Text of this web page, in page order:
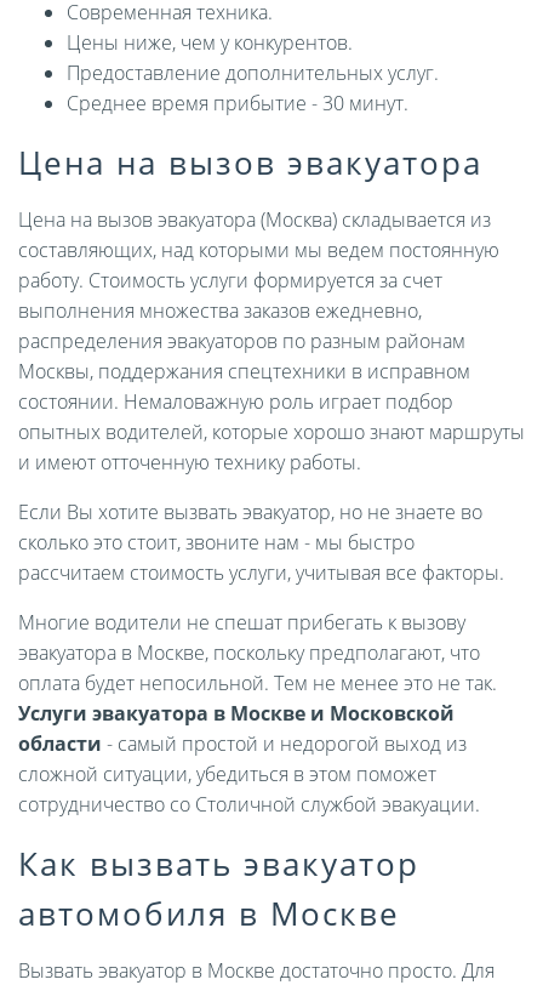
Современная техника.
Цены ниже, чем у конкурентов.
Предоставление дополнительных услуг.
Среднее время прибытие - 30 минут.
Цена на вызов эвакуатора
Цена на вызов эвакуатора (Москва) складывается из
составляющих, над которыми мы ведем постоянную
работу. Стоимость услуги формируется за счет
выполнения множества заказов ежедневно,
распределения эвакуаторов по разным районам
Москвы, поддержания спецтехники в исправном
состоянии. Немаловажную роль играет подбор
опытных водителей, которые хорошо знают маршруты
и имеют отточенную технику работы.
Если Вы хотите вызвать эвакуатор, но не знаете во
сколько это стоит, звоните нам - мы быстро
рассчитаем стоимость услуги, учитывая все факторы.
Многие водители не спешат прибегать к вызову
эвакуатора в Москве, поскольку предполагают, что
оплата будет непосильной. Тем не менее это не так.
Услуги эвакуатора в Москве и Московской
области - самый простой и недорогой выход из
сложной ситуации, убедиться в этом поможет
сотрудничество со Столичной службой эвакуации.
Как вызвать эвакуатор
автомобиля в Москве
Вызвать эвакуатор в Москве достаточно просто. Для